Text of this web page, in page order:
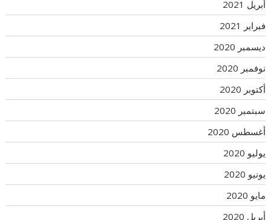
أبريل 2021
فبراير 2021
ديسمبر 2020
نوفمبر 2020
أكتوبر 2020
سبتمبر 2020
أغسطس 2020
يوليو 2020
يونيو 2020
مايو 2020
أبريل 2020